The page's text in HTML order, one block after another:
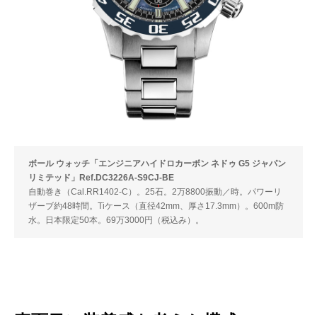
ボール ウォッチ「エンジニアハイドロカーボン ネドゥ G5 ジャパン
リミテッド」Ref.DC3226A-S9CJ-BE
自動巻き（Cal.RR1402-C）。25石。2万8800振動／時。パワーリ
ザーブ約48時間。Tiケース（直径42mm、厚さ17.3mm）。600m防
水。日本限定50本。69万3000円（税込み）。